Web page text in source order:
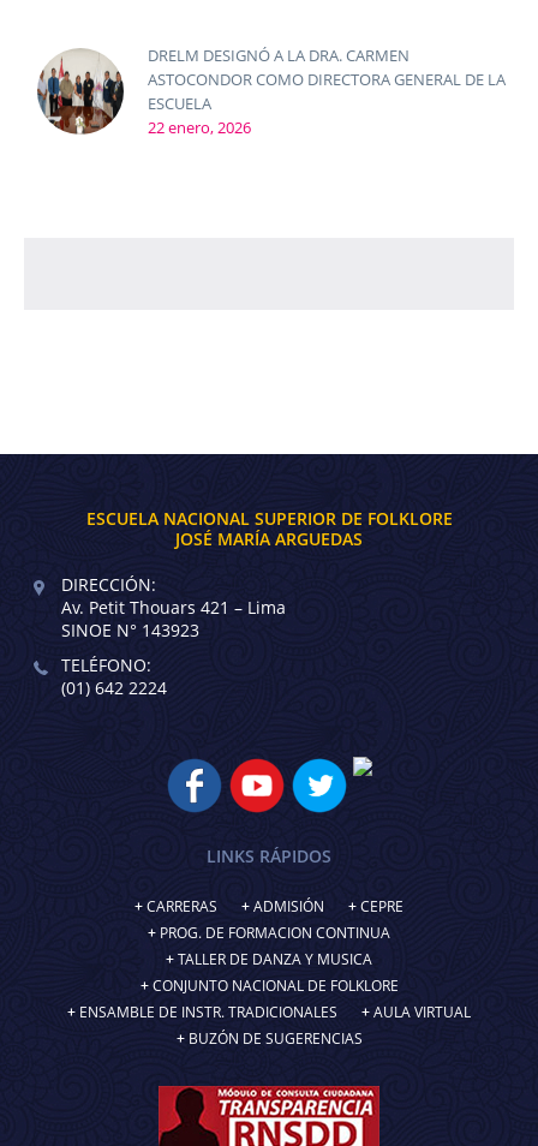
DRELM DESIGNÓ A LA DRA. CARMEN
ASTOCONDOR COMO DIRECTORA GENERAL DE LA
ESCUELA
22 enero, 2026
ESCUELA NACIONAL SUPERIOR DE FOLKLORE
JOSÉ MARÍA ARGUEDAS
DIRECCIÓN:
Av. Petit Thouars 421 – Lima
SINOE N° 143923
TELÉFONO:
(01) 642 2224
LINKS RÁPIDOS
CARRERAS ADMISIÓN
CEPRE
PROG. DE FORMACION CONTINUA
TALLER DE DANZA Y MUSICA
CONJUNTO NACIONAL DE FOLKLORE
ENSAMBLE DE INSTR. TRADICIONALES
AULA VIRTUAL
BUZÓN DE SUGERENCIAS